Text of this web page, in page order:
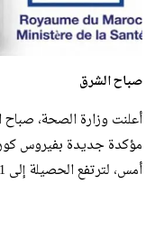
صباح الشرق
مؤكدة جديدة بفيروس
أمس، لترتفع الحصيلة إلى 1141.